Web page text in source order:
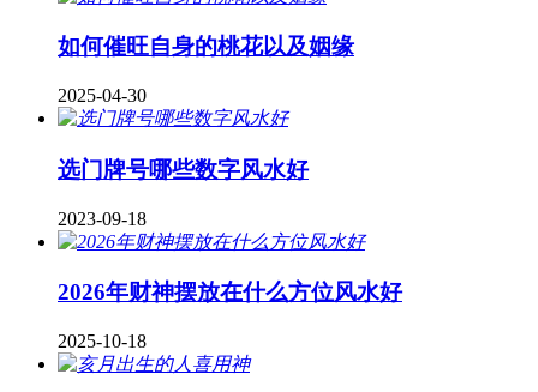
如何催旺自身的桃花以及姻缘
2025-04-30
​选门牌号哪些数字风水好
2023-09-18
2026年财神摆放在什么方位风水好
2025-10-18